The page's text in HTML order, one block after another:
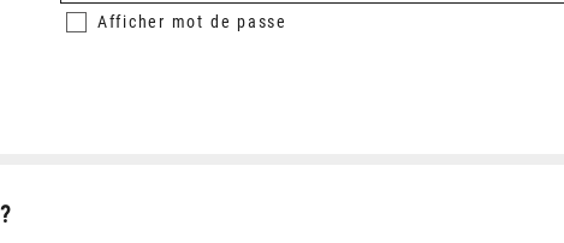
Afficher mot de passe